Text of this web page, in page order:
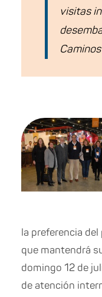
visitas
la preferencia
que mantendrá
domingo 12 de
de atención